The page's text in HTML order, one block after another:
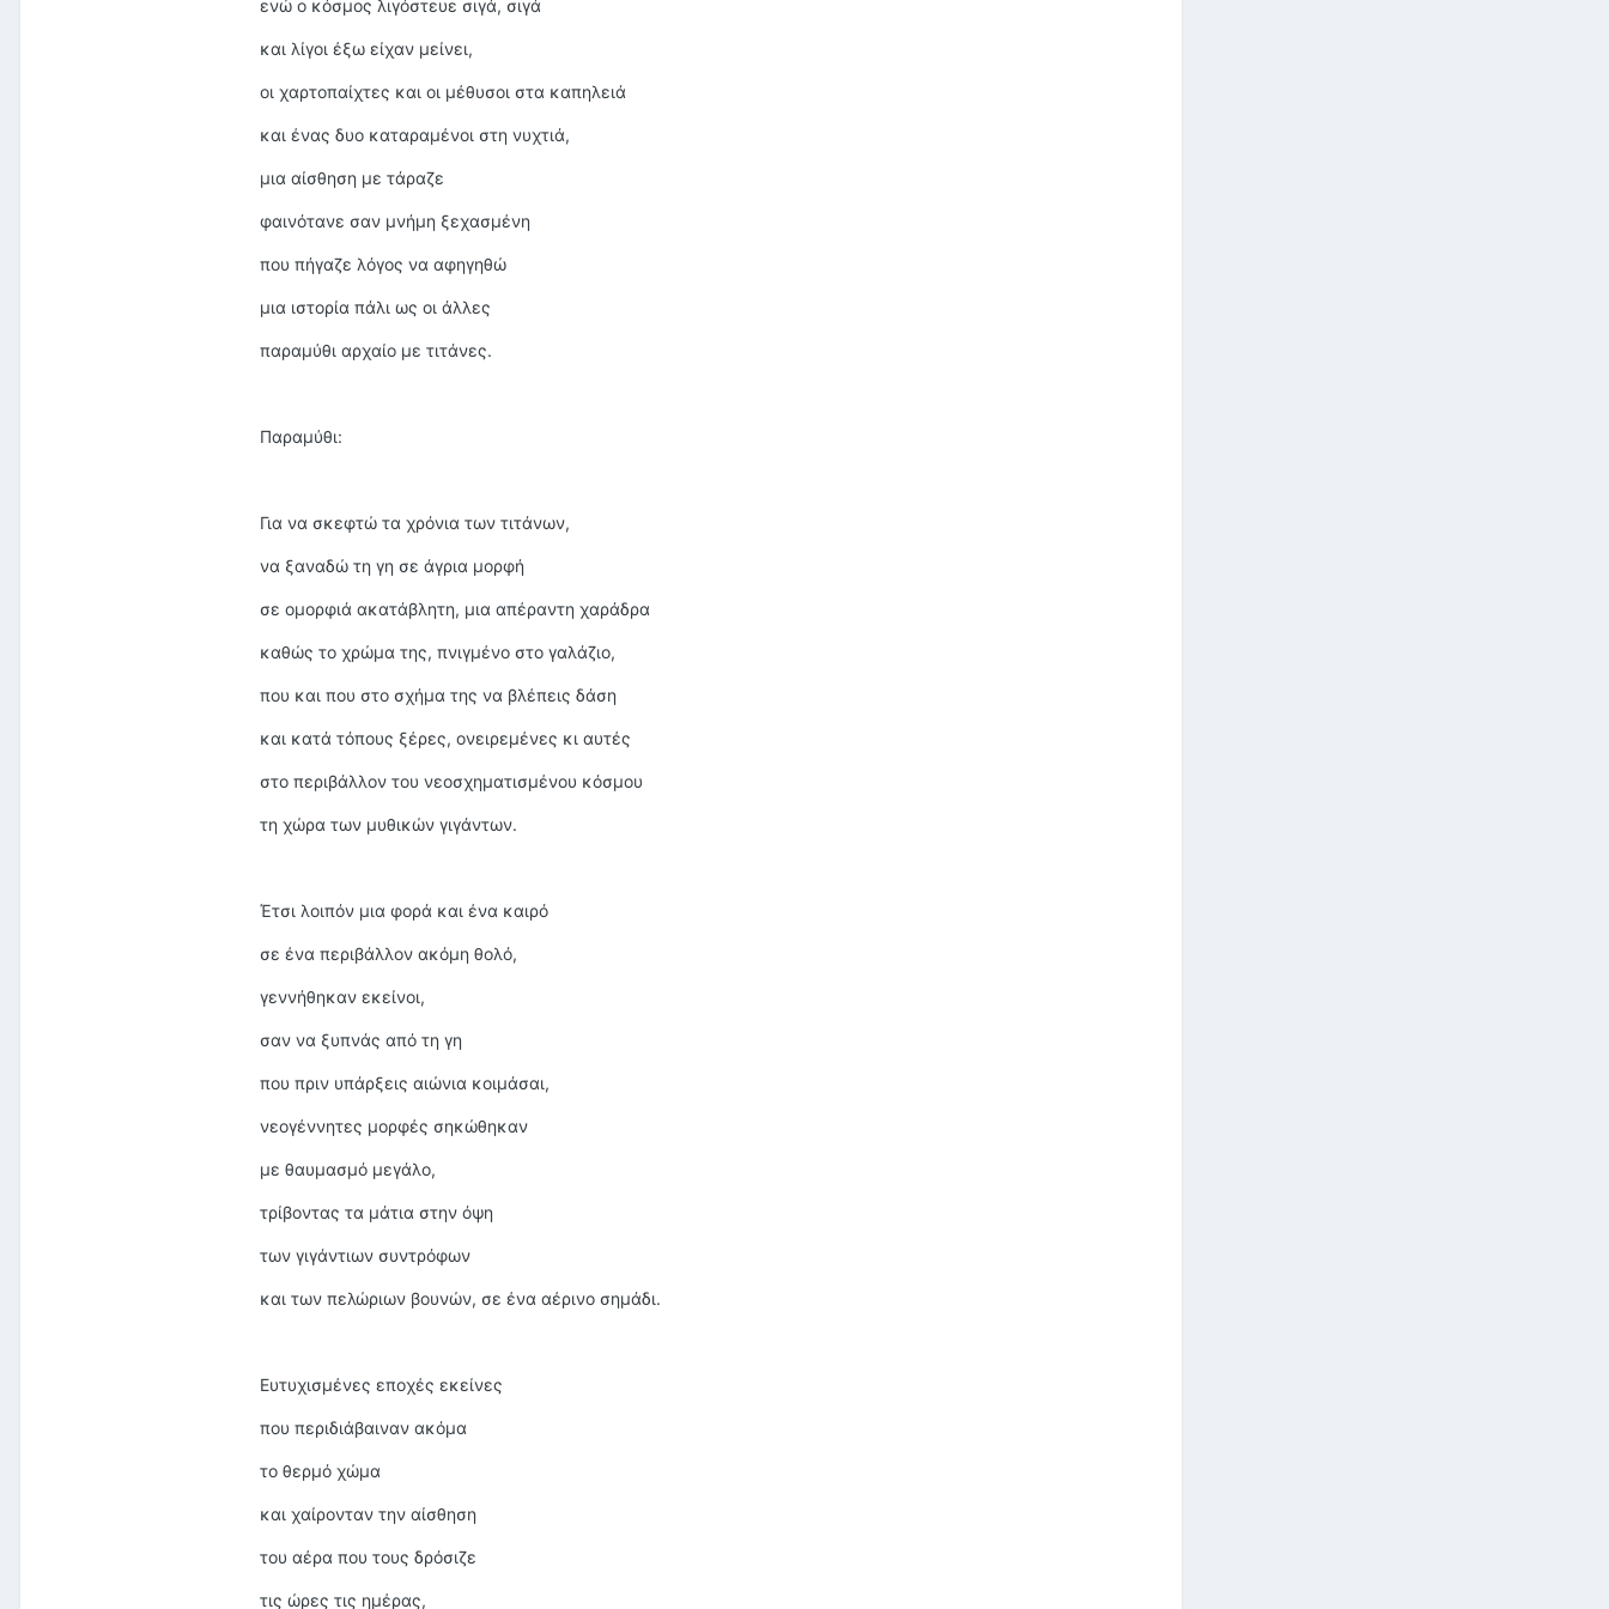
ενώ ο κόσμος λιγόστευε σιγά, σιγά
και λίγοι έξω είχαν μείνει,
οι χαρτοπαίχτες και οι μέθυσοι στα καπηλειά
και ένας δυο καταραμένοι στη νυχτιά,
μια αίσθηση με τάραζε
φαινότανε σαν μνήμη ξεχασμένη
που πήγαζε λόγος να αφηγηθώ
μια ιστορία πάλι ως οι άλλες
παραμύθι αρχαίο με τιτάνες.
Παραμύθι:
Για να σκεφτώ τα χρόνια των τιτάνων,
να ξαναδώ τη γη σε άγρια μορφή
σε ομορφιά ακατάβλητη, μια απέραντη χαράδρα
καθώς το χρώμα της, πνιγμένο στο γαλάζιο,
που και που στο σχήμα της να βλέπεις δάση
και κατά τόπους ξέρες, ονειρεμένες κι αυτές
στο περιβάλλον του νεοσχηματισμένου κόσμου
τη χώρα των μυθικών γιγάντων.
Έτσι λοιπόν μια φορά και ένα καιρό
σε ένα περιβάλλον ακόμη θολό,
γεννήθηκαν εκείνοι,
σαν να ξυπνάς από τη γη
που πριν υπάρξεις αιώνια κοιμάσαι,
νεογέννητες μορφές σηκώθηκαν
με θαυμασμό μεγάλο,
τρίβοντας τα μάτια στην όψη
των γιγάντιων συντρόφων
και των πελώριων βουνών, σε ένα αέρινο σημάδι.
Ευτυχισμένες εποχές εκείνες
που περιδιάβαιναν ακόμα
το θερμό χώμα
και χαίρονταν την αίσθηση
του αέρα που τους δρόσιζε
τις ώρες τις ημέρας,